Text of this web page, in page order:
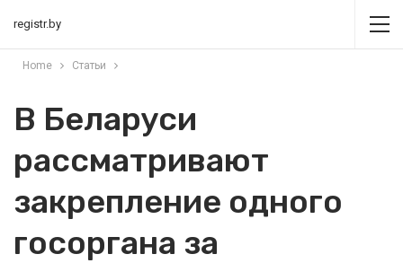
registr.by
Home Статьи
В Беларуси
рассматривают
закрепление одного
госоргана за